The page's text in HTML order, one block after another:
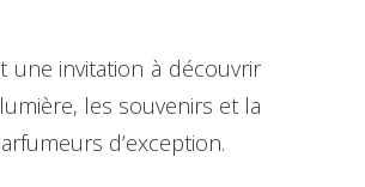
une invitation à découvrir
les souvenirs et la
d’exception.